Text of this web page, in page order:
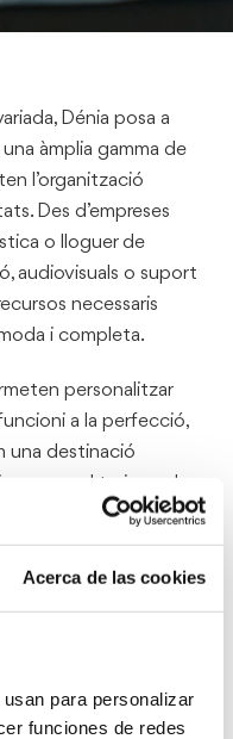
Acerca de las cookies
para personalizar
funciones de redes
Dénia posa a
àmplia gamma de
l’organització
Des d’empreses
o lloguer de
audiovisuals o suport
necessaris
i completa.
personalitzar
a la perfecció,
una destinació
com per al turisme de